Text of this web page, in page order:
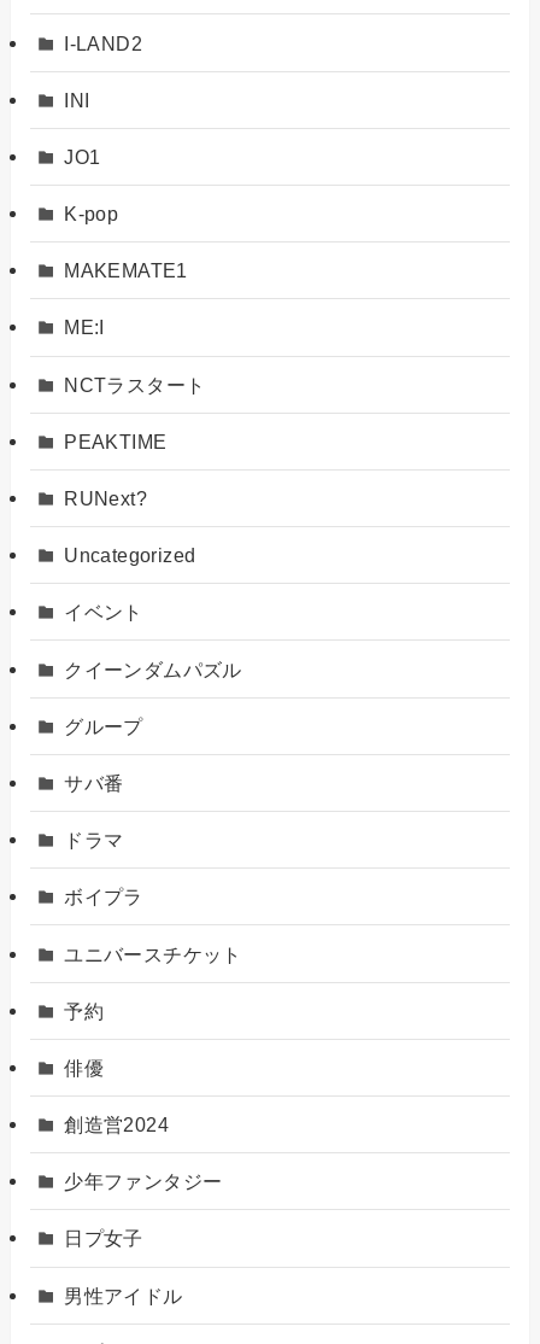
I-LAND2
INI
JO1
K-pop
MAKEMATE1
ME:I
NCTラスタート
PEAKTIME
RUNext?
Uncategorized
イベント
クイーンダムパズル
グループ
サバ番
ドラマ
ボイプラ
ユニバースチケット
予約
俳優
創造営2024
少年ファンタジー
日プ女子
男性アイドル